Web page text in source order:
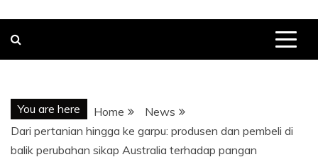
You are here Home
News
Dari pertanian hingga ke garpu: produsen dan pembeli di
balik perubahan sikap Australia terhadap pangan